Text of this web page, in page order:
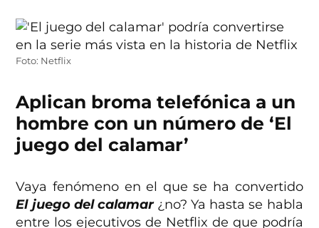
Foto: Netflix
Aplican broma telefónica a un
hombre con un número de ‘El
juego del calamar’
Vaya fenómeno en el que se ha convertido
El juego del calamar ¿no? Ya hasta se habla
entre los ejecutivos de Netflix de que podría